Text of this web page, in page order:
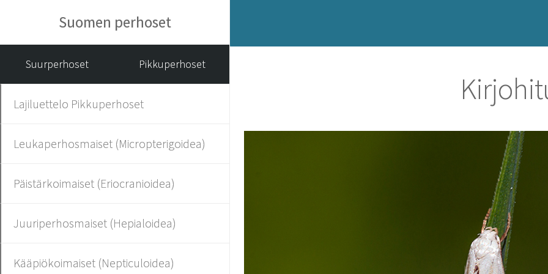
Suomen perhoset
Suurperhoset Pikkuperhoset
Lajiluettelo Pikkuperhoset
Leukaperhosmaiset (Micropterigoidea)
Päistärkoimaiset (Eriocranioidea)
Juuriperhosmaiset (Hepialoidea)
Kääpiökoimaiset (Nepticuloidea)